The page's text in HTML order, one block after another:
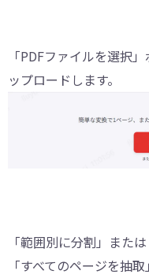
「PDFファイルを選択
ップロードします。
「範囲別に分割」また
「すべてのページを抽